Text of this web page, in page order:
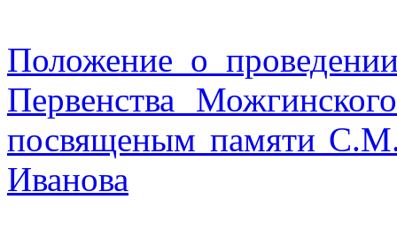
Положение о
Первенства
посвященым памяти
Иванова